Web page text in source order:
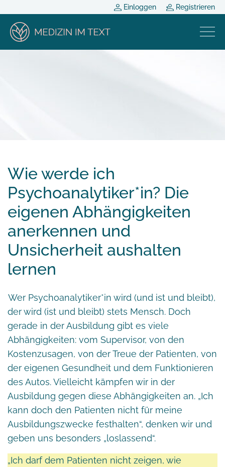
Einloggen Registrieren
Wie werde ich
Psychoanalytiker*in? Die
eigenen Abhängigkeiten
anerkennen und
Unsicherheit aushalten
lernen
Wer Psychoanalytiker*in wird (und ist und bleibt),
der wird (ist und bleibt) stets Mensch. Doch
gerade in der Ausbildung gibt es viele
Abhängigkeiten: vom Supervisor, von den
Kostenzusagen, von der Treue der Patienten, von
der eigenen Gesundheit und dem Funktionieren
des Autos. Vielleicht kämpfen wir in der
Ausbildung gegen diese Abhängigkeiten an. „Ich
kann doch den Patienten nicht für meine
Ausbildungszwecke festhalten“, denken wir und
geben uns besonders „loslassend“.
„Ich darf dem Patienten nicht zeigen, wie